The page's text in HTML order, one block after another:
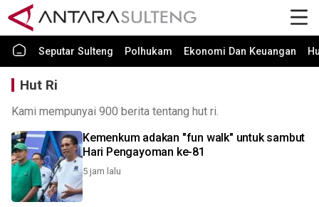
Seputar Sulteng Polhukam Ekonomi Dan Keuangan
Hut Ri
Kami mempunyai 900 berita tentang hut ri.
Kemenkum adakan "fun walk" untuk sambut
Hari Pengayoman ke-81
5 jam lalu